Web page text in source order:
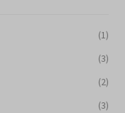
(1)
(3)
(2)
(3)